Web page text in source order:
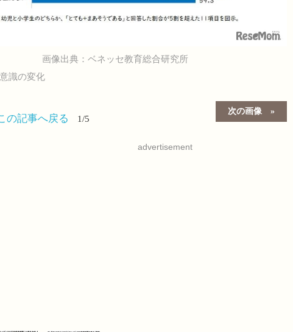
画像出典：ベネッセ教育総合研究所
識の変化
次の画像
の記事へ戻る 1/5
advertisement